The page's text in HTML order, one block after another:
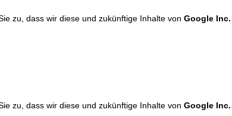
zu, dass wir diese und zukünftige Inhalte von Google Inc.
zu, dass wir diese und zukünftige Inhalte von Google Inc.